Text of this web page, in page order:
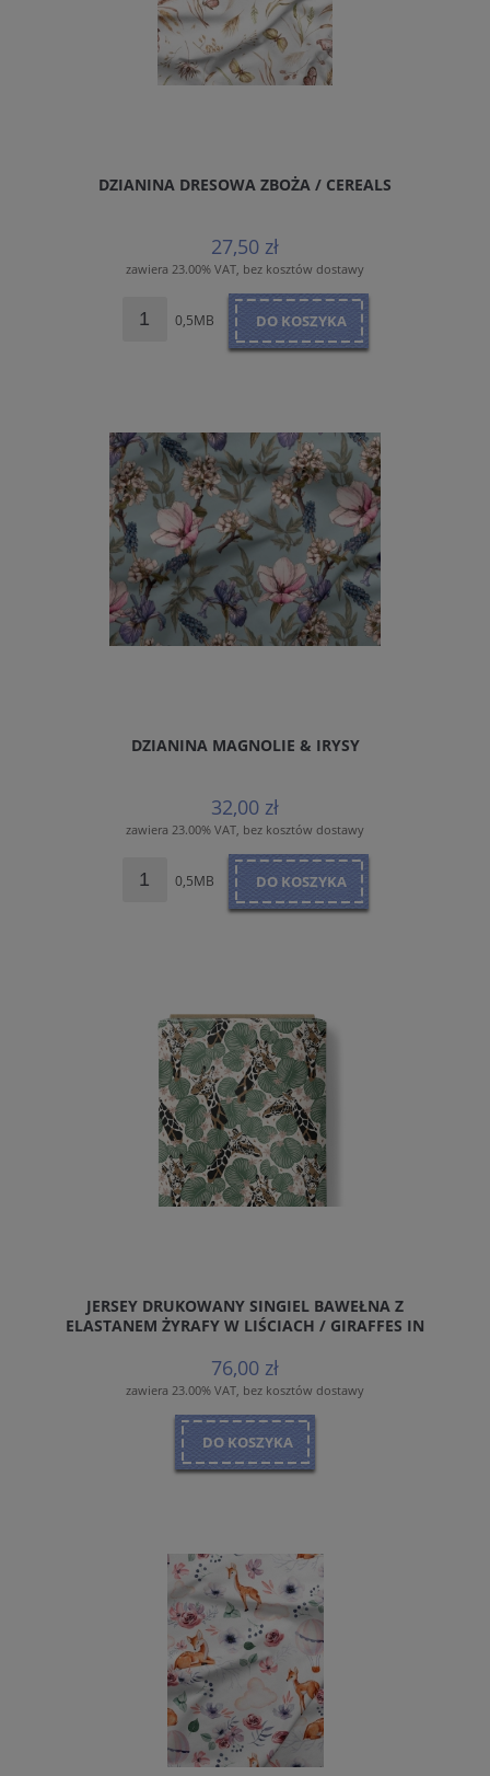
DZIANINA DRESOWA ZBOŻA / CEREALS
27,50 zł
zawiera 23.00% VAT, bez kosztów dostawy
0,5MB DO KOSZYKA
DZIANINA MAGNOLIE & IRYSY
32,00 zł
zawiera 23.00% VAT, bez kosztów dostawy
0,5MB DO KOSZYKA
JERSEY DRUKOWANY SINGIEL BAWEŁNA Z
ELASTANEM ŻYRAFY W LIŚCIACH / GIRAFFES IN
76,00 zł
zawiera 23.00% VAT, bez kosztów dostawy
DO KOSZYKA